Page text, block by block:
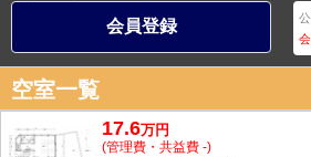
会員登録
空室一覧
17.6万円
(管理費・共益費 -)